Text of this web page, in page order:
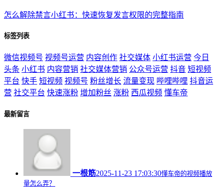
怎么解除禁言小红书：快速恢复发言权限的完整指南
标签列表
微信视频号 视频号运营 内容创作 社交媒体 小红书运营 今日
头条 小红书 内容营销 社交媒体营销 公众号运营 抖音 短视频
平台 快手 短视频 视频号 粉丝增长 流量变现 哔哩哔哩 抖音运
营 社交平台 快速涨粉 增加粉丝 涨粉 西瓜视频 懂车帝
最新留言
一根筋2025-11-23 17:03:30懂车帝的视频播放
量怎么弄？